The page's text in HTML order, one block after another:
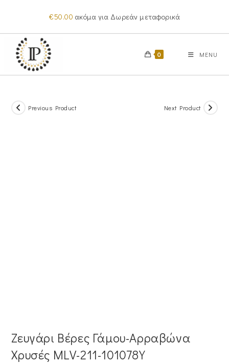
content
€50.00 ακόμα για Δωρεάν μεταφορικά
0 MENU
Previous Product Next Product
Ζευγάρι Βέρες Γάμου-Αρραβώνα
Χρυσές MLV-211-101078Y